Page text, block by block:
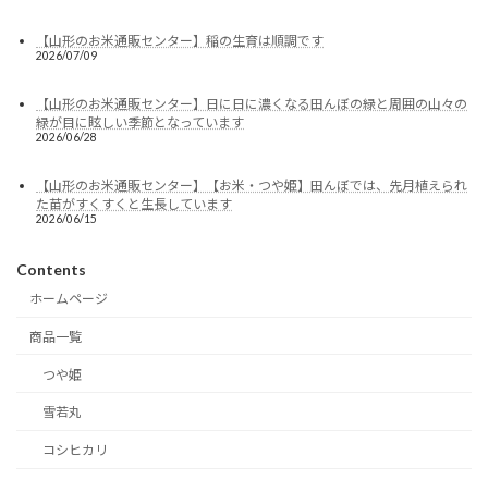
【山形のお米通販センター】稲の生育は順調です
2026/07/09
【山形のお米通販センター】日に日に濃くなる田んぼの緑と周囲の山々の
緑が目に眩しい季節となっています
2026/06/28
【山形のお米通販センター】【お米・つや姫】田んぼでは、先月植えられ
た苗がすくすくと生長しています
2026/06/15
Contents
ホームページ
商品一覧
つや姫
雪若丸
コシヒカリ